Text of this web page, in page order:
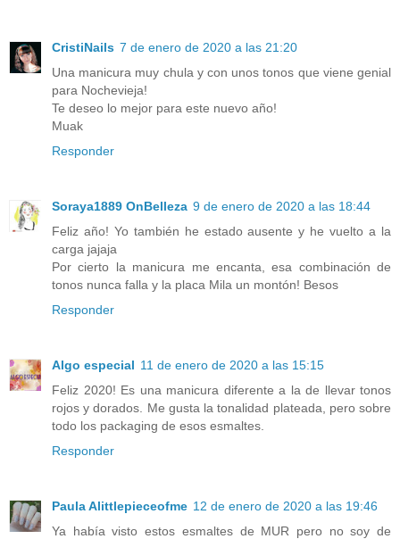
CristiNails 7 de enero de 2020 a las 21:20
Una manicura muy chula y con unos tonos que viene genial
para Nochevieja!
Te deseo lo mejor para este nuevo año!
Muak
Responder
Soraya1889 OnBelleza 9 de enero de 2020 a las 18:44
Feliz año! Yo también he estado ausente y he vuelto a la
carga jajaja
Por cierto la manicura me encanta, esa combinación de
tonos nunca falla y la placa Mila un montón! Besos
Responder
Algo especial 11 de enero de 2020 a las 15:15
Feliz 2020! Es una manicura diferente a la de llevar tonos
rojos y dorados. Me gusta la tonalidad plateada, pero sobre
todo los packaging de esos esmaltes.
Responder
Paula Alittlepieceofme 12 de enero de 2020 a las 19:46
Ya había visto estos esmaltes de MUR pero no soy de